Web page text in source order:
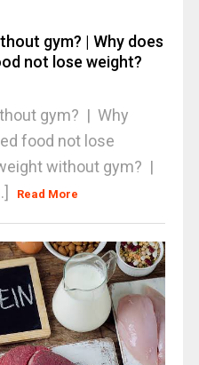
gym? | Why does
not lose weight?
gym? | Why
food not lose
without gym? |
Read More